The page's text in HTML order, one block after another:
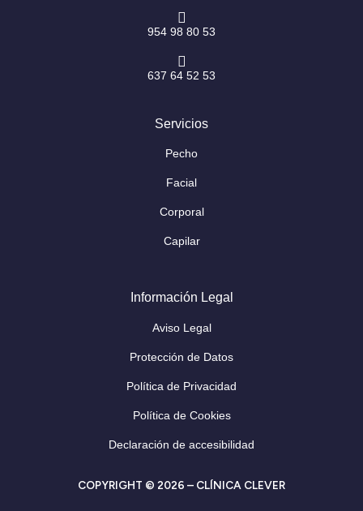
954 98 80 53
637 64 52 53
Servicios
Pecho
Facial
Corporal
Capilar
Información Legal
Aviso Legal
Protección de Datos
Política de Privacidad
Política de Cookies
Declaración de accesibilidad
COPYRIGHT © 2026 – CLÍNICA CLEVER